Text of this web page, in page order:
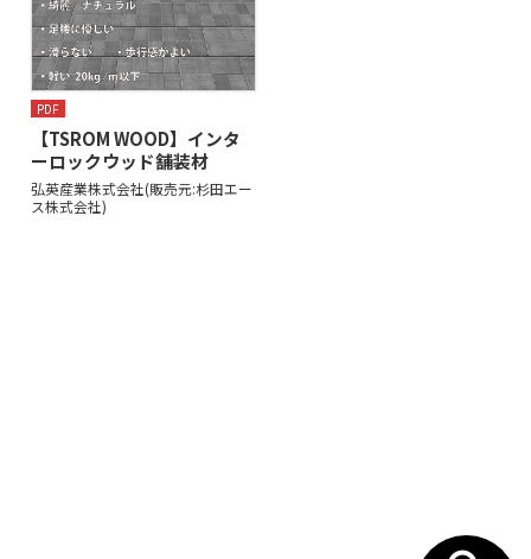
PDF
【TSROM WOOD】インタ
ーロックウッド舗装材
弘英産業株式会社(販売元:杉田エー
ス株式会社)